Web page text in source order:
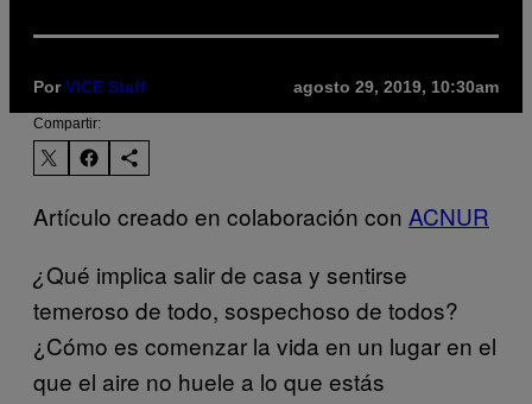
PorVICE Staff agosto 29, 2019, 10:30am
Compartir:
Artículo creado en colaboración con ACNUR
¿Qué implica salir de casa y sentirse
temeroso de todo, sospechoso de todos?
¿Cómo es comenzar la vida en un lugar en el
que el aire no huele a lo que estás